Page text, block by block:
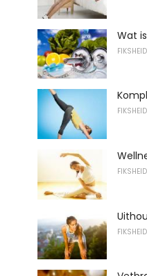
Wat
FIKSHEID
FIKSHEID
FIKSHEID
FIKSHEID